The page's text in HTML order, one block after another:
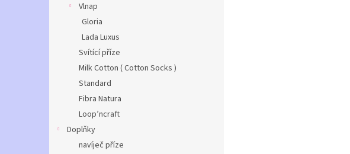
Vlnap
Gloria
Lada Luxus
Svítící příze
Milk Cotton ( Cotton Socks )
Standard
Fibra Natura
Loop’ncraft
Doplňky
navíječ příze